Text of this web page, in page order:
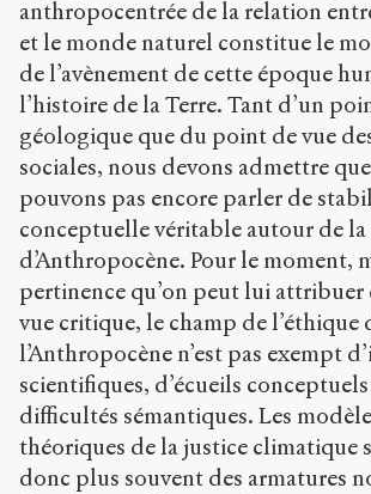
anthropocentrée de la relation
et le monde naturel constitue le
de l’avènement de cette époque
l’histoire de la Terre. Tant d’un
géologique que du point de vue
sociales, nous devons admettre
pouvons pas encore parler de
conceptuelle véritable autour de
d’Anthropocène. Pour le moment,
pertinence qu’on peut lui
vue critique, le champ de l’éthique
l’Anthropocène n’est pas exempt
scientifiques, d’écueils
difficultés sémantiques. Les
théoriques de la justice climatique
donc plus souvent des armatures